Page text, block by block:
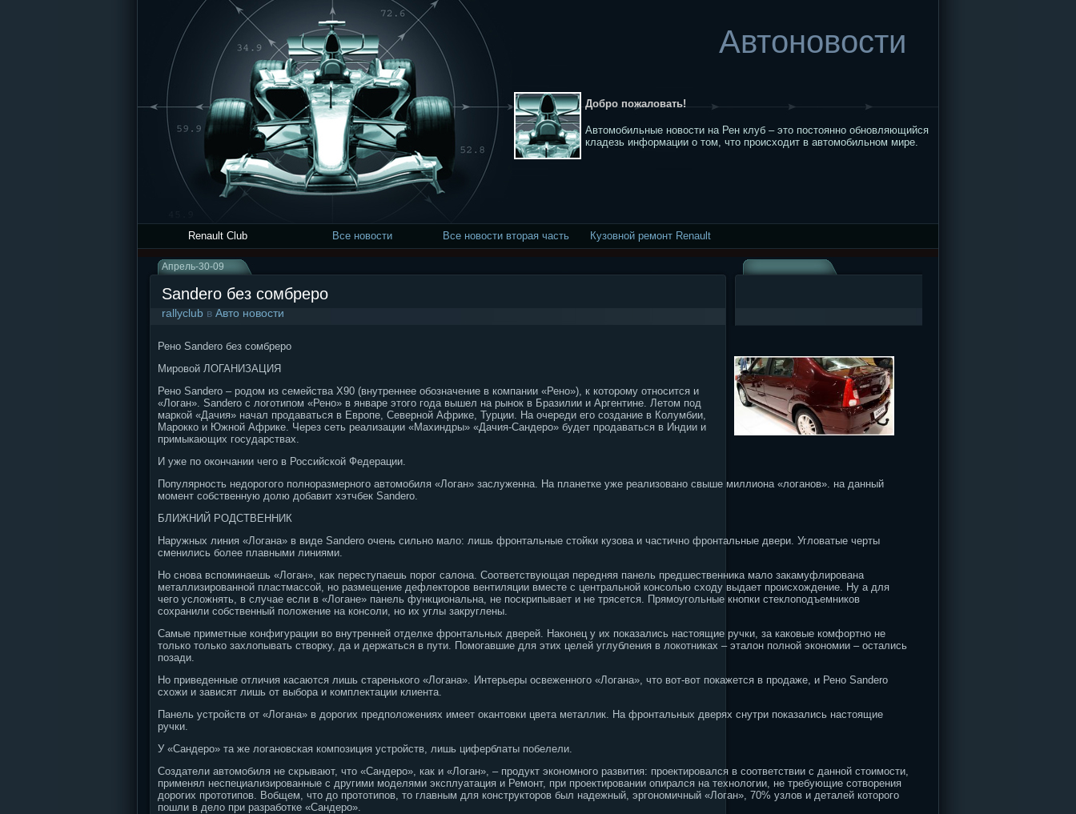
Автоновости
Добро пожаловать!
Автомобильные новости на Рен клуб – это постоянно обновляющийся
кладезь информации о том, что происходит в автомобильном мире.
Renault Club Все новости Все новости вторая часть Кузовной ремонт Renault
Апрель-30-09
Sandero без сомбреро
rallyclub в Авто новости
Рено Sandero без сомбреро
Мировой ЛОГАНИЗАЦИЯ
Рено Sandero – родом из семейства Х90 (внутреннее обозначение в компании «Рено»), к которому относится и
«Логан». Sandero с логотипом «Рено» в январе этого года вышел на рынок в Бразилии и Аргентине. Летом под
маркой «Дачия» начал продаваться в Европе, Северной Африке, Турции. На очереди его создание в Колумбии,
Марокко и Южной Африке. Через сеть реализации «Махиндры» «Дачия-Сандеро» будет продаваться в Индии и
примыкающих государствах.
И уже по окончании чего в Российской Федерации.
Популярность недорогого полноразмерного автомобиля «Логан» заслуженна. На планетке уже реализовано свыше миллиона «логанов». на данный
момент собственную долю добавит хэтчбек Sandero.
БЛИЖНИЙ РОДСТВЕННИК
Наружных линия «Логана» в виде Sandero очень сильно мало: лишь фронтальные стойки кузова и частично фронтальные двери. Угловатые черты
сменились более плавными линиями.
Но снова вспоминаешь «Логан», как переступаешь порог салона. Соответствующая передняя панель предшественника мало закамуфлирована
металлизированной пластмассой, но размещение дефлекторов вентиляции вместе с центральной консолью сходу выдает происхождение. Ну а для
чего усложнять, в случае если в «Логане» панель функциональна, не поскрипывает и не трясется. Прямоугольные кнопки стеклоподъемников
сохранили собственный положение на консоли, но их углы закруглены.
Самые приметные конфигурации во внутренней отделке фронтальных дверей. Наконец у их показались настоящие ручки, за каковые комфортно не
только только захлопывать створку, да и держаться в пути. Помогавшие для этих целей углубления в локотниках – эталон полной экономии – остались
позади.
Но приведенные отличия касаются лишь старенького «Логана». Интерьеры освеженного «Логана», что вот-вот покажется в продаже, и Рено Sandero
схожи и зависят лишь от выбора и комплектации клиента.
Панель устройств от «Логана» в дорогих предположениях имеет окантовки цвета металлик. На фронтальных дверях снутри показались настоящие
ручки.
У «Сандеро» та же логановская композиция устройств, лишь циферблаты побелели.
Создатели автомобиля не скрывают, что «Сандеро», как и «Логан», – продукт экономного развития: проектировался в соответствии с данной стоимости,
применял неспециализированные с другими моделями эксплуатация и Ремонт, при проектировании опирался на технологии, не требующие сотворения
дорогих прототипов. Вобщем, что до прототипов, то главным для конструкторов был надежный, эргономичный «Логан», 70% узлов и деталей которого
пошли в дело при разработке «Сандеро».